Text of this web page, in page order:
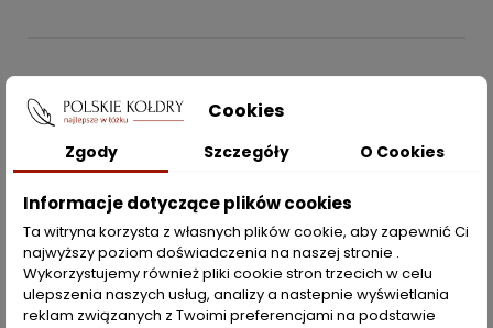
INFORMACJE 
ZAKUPY
Moje konto
Opcje dostawy
Cookies
Zgody Szczegóły O Cookies
Informacje dotyczące plików cookies
Ta witryna korzysta z własnych plików cookie, aby zapewnić Ci
najwyższy poziom doświadczenia na naszej stronie .
Wykorzystujemy również pliki cookie stron trzecich w celu
ulepszenia naszych usług, analizy a nastepnie wyświetlania
reklam związanych z Twoimi preferencjami na podstawie